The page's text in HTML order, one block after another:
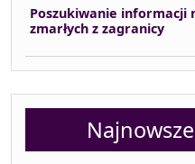
Poszukiwanie informacji
zmarłych z zagranicy